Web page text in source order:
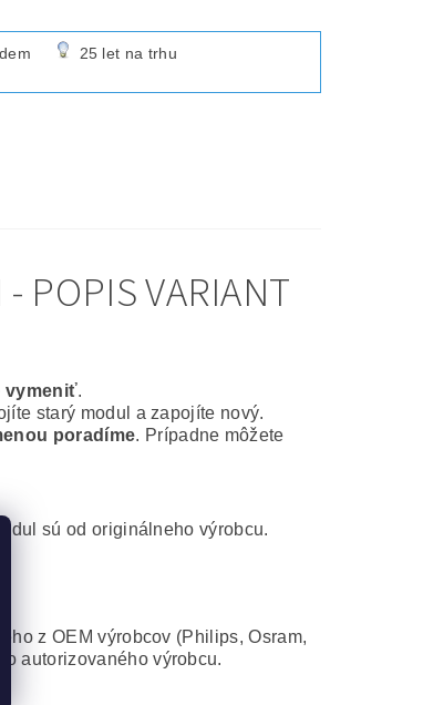
25 let na trhu
POPIS VARIANT
vymeniť.
starý modul a zapojíte nový.
poradíme. Prípadne môžete
sú od originálneho výrobcu.
z OEM výrobcov (Philips, Osram,
autorizovaného výrobcu.